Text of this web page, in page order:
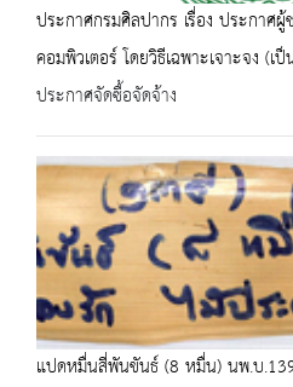
ประกาศกรมศิลปากร เรื่อง ประกาศ
คอมพิวเตอร์ โดยวิธีเฉพาะเจาะจง (เ
ประกาศจัดซื้อจัดจ้าง
แปดหมื่นสี่พันขันธ์ (8 หมื่น) นพ.บ